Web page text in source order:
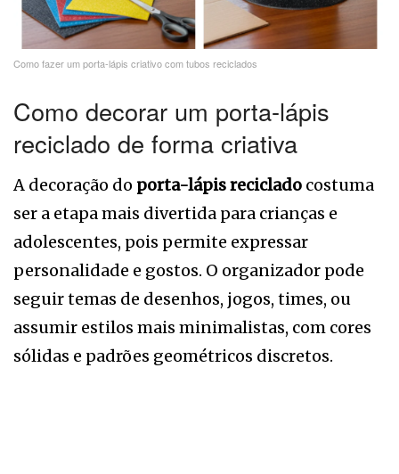
Como fazer um porta-lápis criativo com tubos reciclados
Como decorar um porta-lápis
reciclado de forma criativa
A decoração do porta-lápis reciclado costuma
ser a etapa mais divertida para crianças e
adolescentes, pois permite expressar
personalidade e gostos. O organizador pode
seguir temas de desenhos, jogos, times, ou
assumir estilos mais minimalistas, com cores
sólidas e padrões geométricos discretos.